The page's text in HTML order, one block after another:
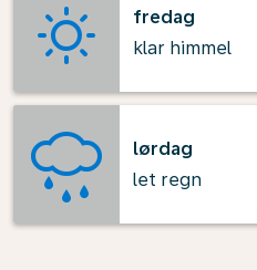
fredag
klar himmel
lørdag
let regn